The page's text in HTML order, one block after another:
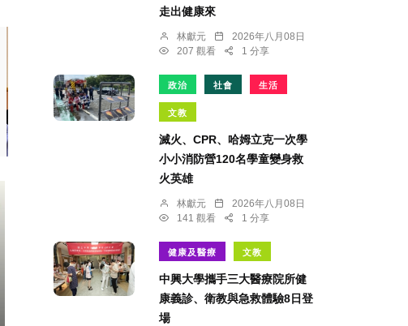
走出健康來
林獻元
2026年八月08日
207 觀看
1 分享
政治 社會 生活
文教
滅火、CPR、哈姆立克一次學
小小消防營120名學童變身救
火英雄
林獻元
2026年八月08日
141 觀看
1 分享
健康及醫療 文教
中興大學攜手三大醫療院所健
康義診、衛教與急救體驗8日登
場